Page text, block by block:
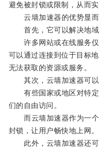
避免被封锁或限制，从而
云墙加速器的优势显而
首先，它可以解决地域
许多网站或在线服务仅
可以通过连接到位于目标
无法获取的资源或服务。
其次，云墙加速器可以
有些国家或地区对特定
们的自由访问。
而云墙加速器作为一个
封锁，让用户畅快地上网。
此外，云墙加速器还可